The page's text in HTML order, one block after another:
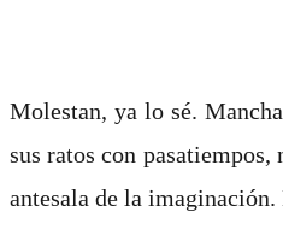
Molestan, ya lo sé.
sus ratos con
antesala de la